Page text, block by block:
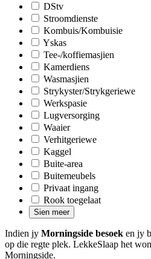
DStv
Stroomdienste
Kombuis/Kombuisie
Yskas
Tee-/koffiemasjien
Kamerdiens
Wasmasjien
Strykyster/Strykgeriewe
Werkspasie
Lugversorging
Waaier
Verhitgeriewe
Kaggel
Buite-area
Buitemeubels
Privaat ingang
Rook toegelaat
Sien meer
Indien jy Morningside besoek en jy
op die regte plek. LekkeSlaap het
Morningside.